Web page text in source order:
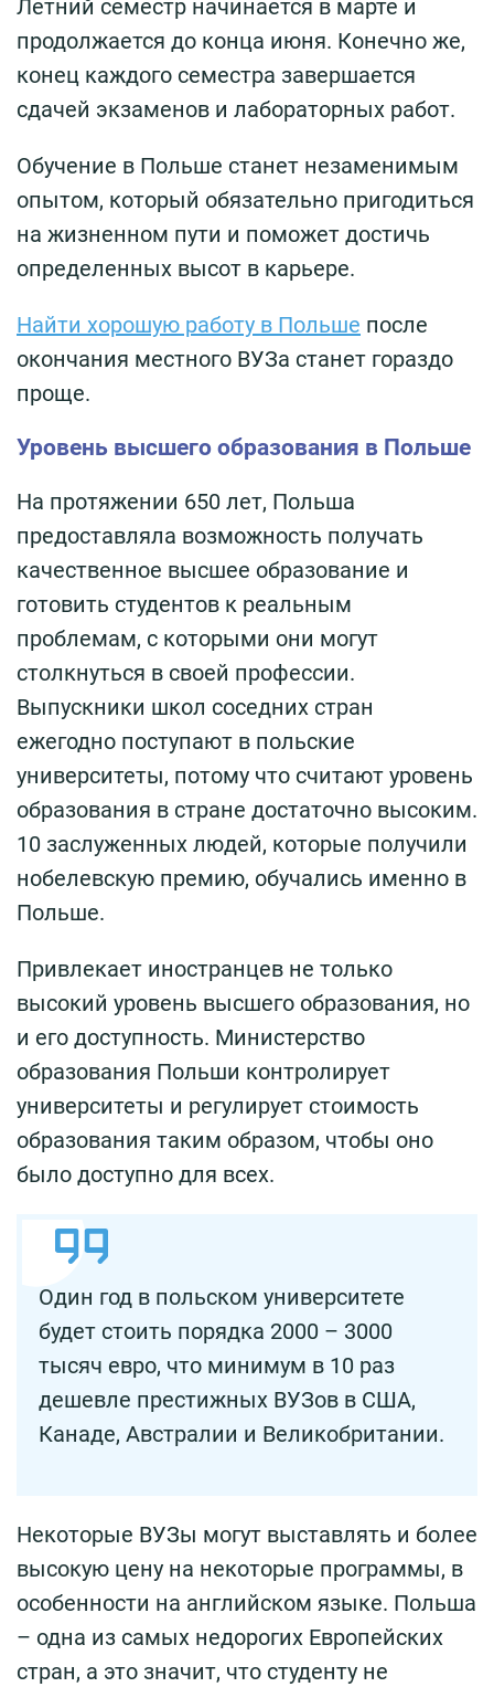
Летний семестр начинается в марте и
продолжается до конца июня. Конечно же,
конец каждого семестра завершается
сдачей экзаменов и лабораторных работ.
Обучение в Польше станет незаменимым
опытом, который обязательно пригодиться
на жизненном пути и поможет достичь
определенных высот в карьере.
Найти хорошую работу в Польше после
окончания местного ВУЗа станет гораздо
проще.
Уровень высшего образования в Польше
На протяжении 650 лет, Польша
предоставляла возможность получать
качественное высшее образование и
готовить студентов к реальным
проблемам, с которыми они могут
столкнуться в своей профессии.
Выпускники школ соседних стран
ежегодно поступают в польские
университеты, потому что считают уровень
образования в стране достаточно высоким.
10 заслуженных людей, которые получили
нобелевскую премию, обучались именно в
Польше.
Привлекает иностранцев не только
высокий уровень высшего образования, но
и его доступность. Министерство
образования Польши контролирует
университеты и регулирует стоимость
образования таким образом, чтобы оно
было доступно для всех.
Один год в польском университете
будет стоить порядка 2000 – 3000
тысяч евро, что минимум в 10 раз
дешевле престижных ВУЗов в США,
Канаде, Австралии и Великобритании.
Некоторые ВУЗы могут выставлять и более
высокую цену на некоторые программы, в
особенности на английском языке. Польша
– одна из самых недорогих Европейских
стран, а это значит, что студенту не